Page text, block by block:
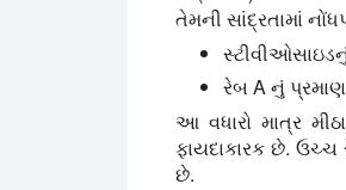
તેમની સાંદ્રતામાં
રેબ A નું
આ વધારો માત્ર
ફાયદાકારક છે. ઉચ્ચ
છે.